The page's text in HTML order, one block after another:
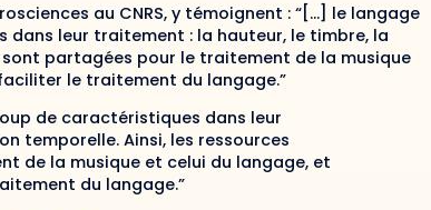
au CNRS, y témoignent : “[…] le langage
leur traitement : la hauteur, le timbre, la
partagées pour le traitement de la musique
le traitement du langage.”
de caractéristiques dans leur
temporelle. Ainsi, les ressources
de la musique et celui du langage, et
du langage.”